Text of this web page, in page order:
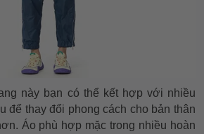
này bạn có thể kết hợp với nhiều
để thay đổi phong cách cho bản thân
Áo phù hợp mặc trong nhiều hoàn